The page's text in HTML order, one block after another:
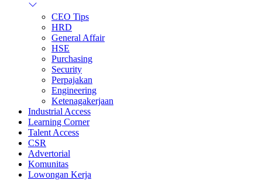
CEO Tips
HRD
General Affair
HSE
Purchasing
Security
Perpajakan
Engineering
Ketenagakerjaan
Industrial Access
Learning Corner
Talent Access
CSR
Advertorial
Komunitas
Lowongan Kerja